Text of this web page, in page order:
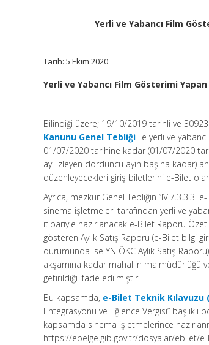
Yerli ve Yabancı Film
Tarih: 5 Ekim 2020
Yerli ve Yabancı Film Gösterimi
Bilindiği üzere; 19/10/2019 tarihli ve 30923
Kanunu Genel Tebliği ile yerli ve
01/07/2020 tarihine kadar (01/07/2020
ayı izleyen dördüncü ayın başına kadar)
düzenleyecekleri giriş biletlerini e-Bilet
Ayrıca, mezkur Genel Tebliğin “IV.7.3.3.3.
sinema işletmeleri tarafından yerli ve
itibariyle hazırlanacak e-Bilet Raporu
gösteren Aylık Satış Raporu (e-Bilet bilgi
durumunda ise YN ÖKC Aylık Satış
akşamına kadar mahallin malmüdürlüğü
getirildiği ifade edilmiştir.
Bu kapsamda, e-Bilet Teknik Kılavuzu
Entegrasyonu ve Eğlence Vergisi”
kapsamda sinema işletmelerince
https://ebelge.gib.gov.tr/dosyalar/ebilet/e-